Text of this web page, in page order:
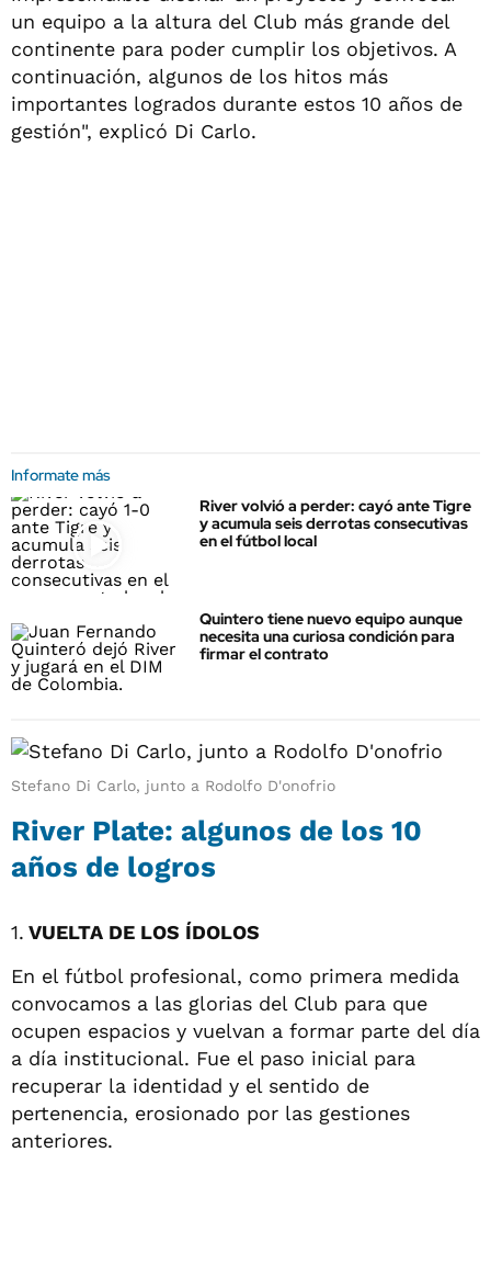
un equipo a la altura del Club más grande del
continente para poder cumplir los objetivos. A
continuación, algunos de los hitos más
importantes logrados durante estos 10 años de
gestión", explicó Di Carlo.
Informate más
River volvió a perder: cayó ante Tigre
y acumula seis derrotas consecutivas
en el fútbol local
Quintero tiene nuevo equipo aunque
necesita una curiosa condición para
firmar el contrato
Stefano Di Carlo, junto a Rodolfo D'onofrio
River Plate: algunos de los 10
años de logros
1. VUELTA DE LOS ÍDOLOS
En el fútbol profesional, como primera medida
convocamos a las glorias del Club para que
ocupen espacios y vuelvan a formar parte del día
a día institucional. Fue el paso inicial para
recuperar la identidad y el sentido de
pertenencia, erosionado por las gestiones
anteriores.